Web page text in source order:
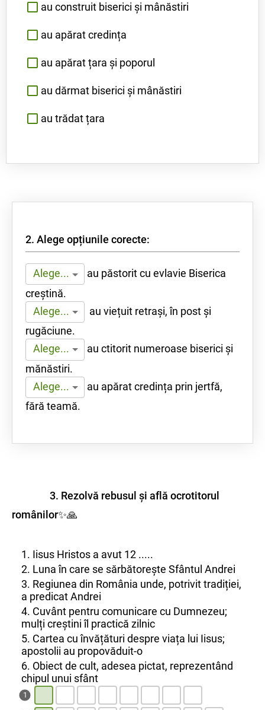
au construit biserici și mânăstiri
au apărat credința
au apărat țara și poporul
au dărmat biserici și mânăstiri
au trădat țara
2. Alege opțiunile corecte:
Alege...
au păstorit cu evlavie Biserica
creștină.
Alege...
au viețuit retrași, în post și
rugăciune.
Alege...
au ctitorit numeroase biserici și
mănăstiri.
Alege...
au apărat credința prin jertfă,
fără teamă.
3. Rezolvă rebusul și află ocrotitorul
românilor✨🙏
1
1. Iisus Hristos a avut 12 .....
2. Luna în care se sărbătorește Sfântul Andrei
3. Regiunea din România unde, potrivit tradiției,
a predicat Andrei
4. Cuvânt pentru comunicare cu Dumnezeu;
mulți creștini îl practică zilnic
5. Cartea cu învățături despre viața lui Iisus;
apostolii au propovăduit-o
6. Obiect de cult, adesea pictat, reprezentând
chipul unui sfânt